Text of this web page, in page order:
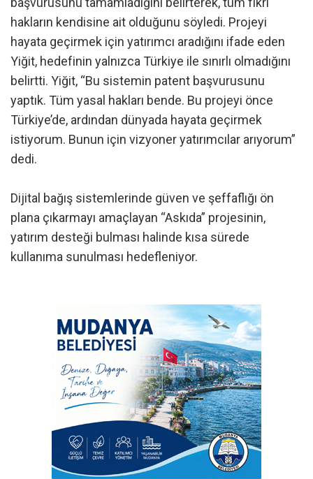
hakların kendisine ait olduğunu söyledi. Projeyi
hayata geçirmek için yatırımcı aradığını ifade eden
Yiğit, hedefinin yalnızca Türkiye ile sınırlı olmadığını
belirtti. Yiğit, “Bu sistemin patent başvurusunu
yaptık. Tüm yasal hakları bende. Bu projeyi önce
Türkiye’de, ardından dünyada hayata geçirmek
istiyorum. Bunun için vizyoner yatırımcılar arıyorum”
dedi.
Dijital bağış sistemlerinde güven ve şeffaflığı ön
plana çıkarmayı amaçlayan “Askıda” projesinin,
yatırım desteği bulması halinde kısa sürede
kullanıma sunulması hedefleniyor.